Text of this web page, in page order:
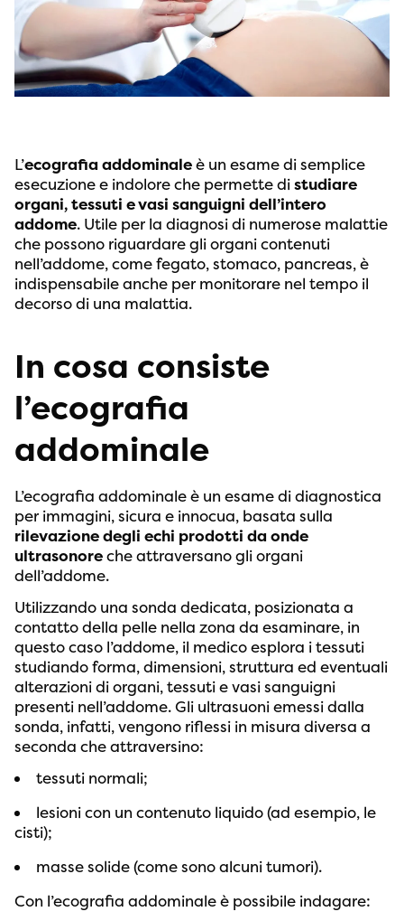
L’ecografia addominaleè un esame di semplice
esecuzione e indolore che permette distudiare
organi, tessuti e vasi sanguigni dell’intero
addome. Utile per la diagnosi di numerose malattie
che possono riguardare gli organi contenuti
nell’addome, come fegato, stomaco, pancreas, è
indispensabile anche per monitorare nel tempo il
decorso di una malattia.
In cosa consiste
l’ecografia
addominale
L’ecografia addominale è un esame di diagnostica
per immagini, sicura e innocua, basata sulla
rilevazione degli echi prodotti da onde
ultrasonoreche attraversano gli organi
dell’addome.
Utilizzando una sonda dedicata, posizionata a
contatto della pelle nella zona da esaminare, in
questo caso l’addome, il medico esplora i tessuti
studiando forma, dimensioni, struttura ed eventuali
alterazioni di organi, tessuti e vasi sanguigni
presenti nell’addome. Gli ultrasuoni emessi dalla
sonda, infatti, vengono riflessi in misura diversa a
seconda che attraversino:
tessuti normali;
lesioni con un contenuto liquido (ad esempio, le
cisti);
masse solide (come sono alcuni tumori).
Con l’ecografia addominale è possibile indagare: